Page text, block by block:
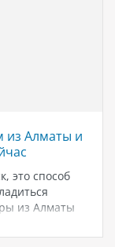
из Алматы и
это способ
из Алматы
мы…